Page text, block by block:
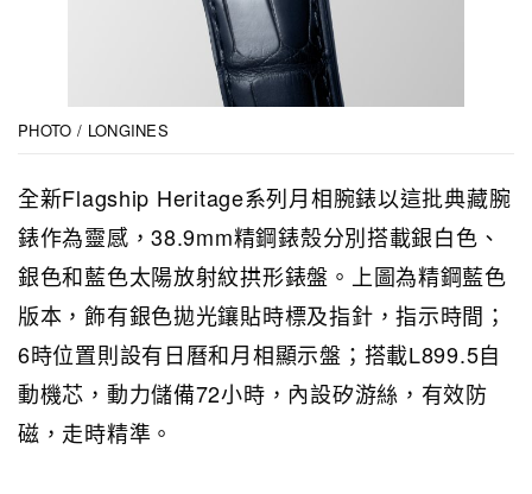
PHOTO / LONGINES
全新Flagship Heritage系列月相腕錶以這批典藏腕
錶作為靈感，38.9mm精鋼錶殼分別搭載銀白色、
銀色和藍色太陽放射紋拱形錶盤。上圖為精鋼藍色
版本，飾有銀色拋光鑲貼時標及指針，指示時間；
6時位置則設有日曆和月相顯示盤；搭載L899.5自
動機芯，動力儲備72小時，內設矽游絲，有效防
磁，走時精準。